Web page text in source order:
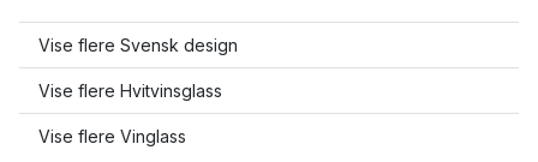
Vise flere Svensk design
Vise flere Hvitvinsglass
Vise flere Vinglass